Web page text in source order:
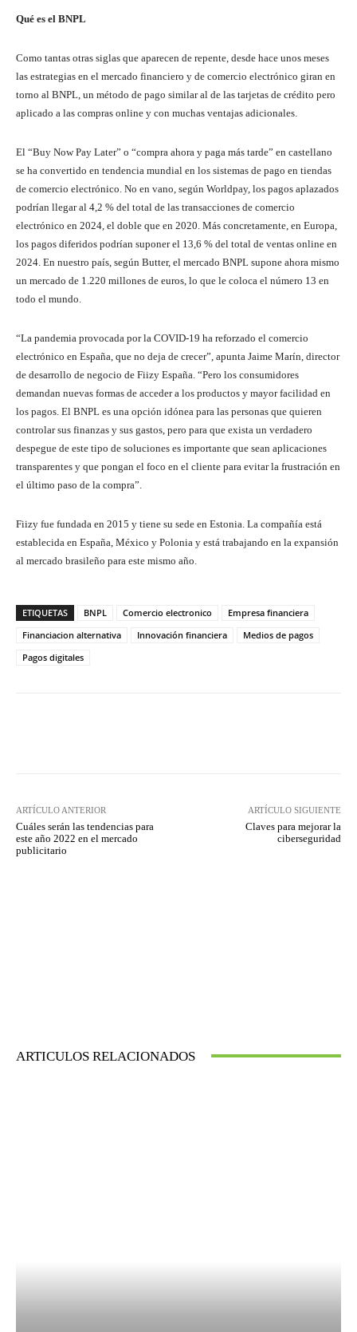
Qué es el BNPL
Como tantas otras siglas que aparecen de repente, desde hace unos meses
las estrategias en el mercado financiero y de comercio electrónico giran en
torno al BNPL, un método de pago similar al de las tarjetas de crédito pero
aplicado a las compras online y con muchas ventajas adicionales.
El “Buy Now Pay Later” o “compra ahora y paga más tarde” en castellano
se ha convertido en tendencia mundial en los sistemas de pago en tiendas
de comercio electrónico. No en vano, según Worldpay, los pagos aplazados
podrían llegar al 4,2 % del total de las transacciones de comercio
electrónico en 2024, el doble que en 2020. Más concretamente, en Europa,
los pagos diferidos podrían suponer el 13,6 % del total de ventas online en
2024. En nuestro país, según Butter, el mercado BNPL supone ahora mismo
un mercado de 1.220 millones de euros, lo que le coloca el número 13 en
todo el mundo.
“La pandemia provocada por la COVID-19 ha reforzado el comercio
electrónico en España, que no deja de crecer”, apunta Jaime Marín, director
de desarrollo de negocio de Fiizy España. “Pero los consumidores
demandan nuevas formas de acceder a los productos y mayor facilidad en
los pagos. El BNPL es una opción idónea para las personas que quieren
controlar sus finanzas y sus gastos, pero para que exista un verdadero
despegue de este tipo de soluciones es importante que sean aplicaciones
transparentes y que pongan el foco en el cliente para evitar la frustración en
el último paso de la compra”.
Fiizy fue fundada en 2015 y tiene su sede en Estonia. La compañía está
establecida en España, México y Polonia y está trabajando en la expansión
al mercado brasileño para este mismo año.
ETIQUETAS BNPL Comercio electronico
Empresa financiera
Financiacion alternativa
Innovación financiera
Medios de pagos
Pagos digitales
ARTÍCULO ANTERIOR
Cuáles serán las tendencias para
este año 2022 en el mercado
publicitario
ARTÍCULO SIGUIENTE
Claves para mejorar la
ciberseguridad
ARTICULOS RELACIONADOS